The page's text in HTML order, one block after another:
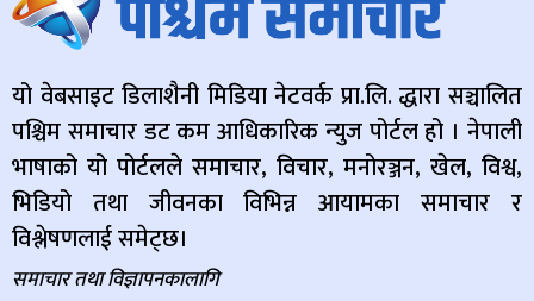
यो वेबसाइट डिलाशैनी मिडिया नेटवर्क प्रा.लि. द्धारा सञ्चालित
पश्चिम समाचार डट कम आधिकारिक न्युज पोर्टल हो । नेपाली
भाषाको यो पोर्टलले समाचार, विचार, मनोरञ्जन, खेल, विश्व,
भिडियो तथा जीवनका विभिन्न आयामका समाचार र
विश्लेषणलाई समेट्छ।
समाचार तथा विज्ञापनकालागि